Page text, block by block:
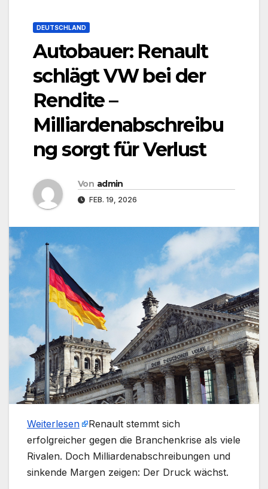
DEUTSCHLAND
Autobauer: Renault
schlägt VW bei der
Rendite –
Milliardenabschreibu
ng sorgt für Verlust
Von admin
FEB. 19, 2026
Weiterlesen
​Renault stemmt sich
erfolgreicher gegen die Branchenkrise als viele
Rivalen. Doch Milliardenabschreibungen und
sinkende Margen zeigen: Der Druck wächst.